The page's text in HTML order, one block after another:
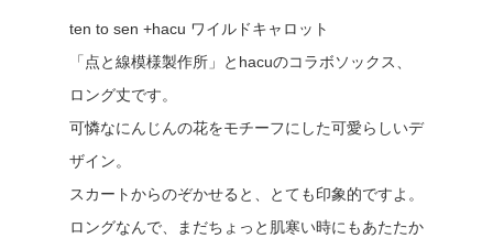
ten to sen +hacu ワイルドキャロット
「点と線模様製作所」とhacuのコラボソックス、
ロング丈です。
可憐なにんじんの花をモチーフにした可愛らしいデ
ザイン。
スカートからのぞかせると、とても印象的ですよ。
ロングなんで、まだちょっと肌寒い時にもあたたか